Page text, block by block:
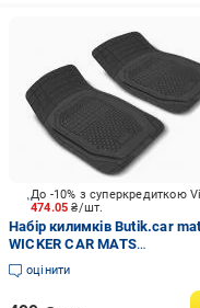
474.05₴/шт.
Набір килимків Butik.car
WICKER CAR MATS
автомобільних гумових
килимків 2 шт. універсальні
оцінити